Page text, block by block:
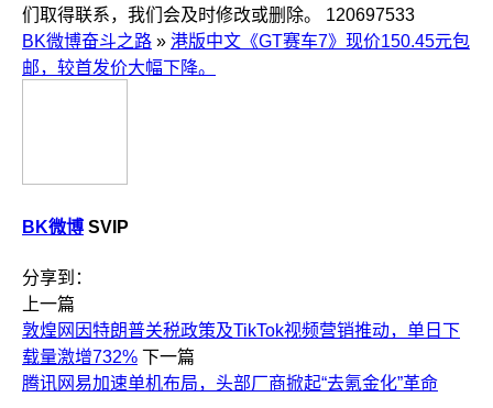
们取得联系，我们会及时修改或删除。
120697533
BK微博奋斗之路 » 港版中文《GT赛车7》现价150.45元包
邮，较首发价大幅下降。
BK微博 SVIP
分享到：
上一篇
敦煌网因特朗普关税政策及TikTok视频营销推动，单日下
载量激增732% 下一篇
腾讯网易加速单机布局，头部厂商掀起“去氪金化”革命